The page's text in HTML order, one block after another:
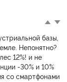
базы,
Непонятно?
12%! и не
-30% и 10%
со смартфонами